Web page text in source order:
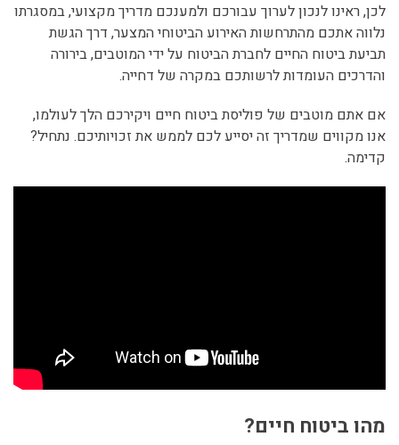
לכן, ראינו לנכון לערוך עבורכם ולמענכם מדריך מקצועי, במסגרתו
נלווה אתכם מהתרחשות האירוע הביטוחי המצער, דרך הגשת
תביעת ביטוח החיים לחברת הביטוח על ידי המוטבים, בירורה
והדרכים העומדות לרשותכם במקרה של דחייה.
אם אתם מוטבים של פוליסת ביטוח חיים ויקירכם הלך לעולמו,
אנו מקווים שמדריך זה יסייע לכם לממש את זכויותיכם. נתחיל?
קדימה.
מהו ביטוח חיים?